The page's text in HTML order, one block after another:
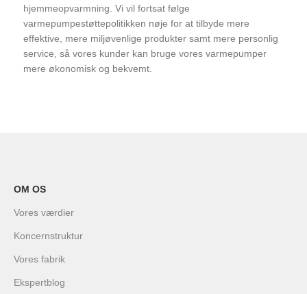
hjemmeopvarmning. Vi vil fortsat følge
varmepumpestøttepolitikken nøje for at tilbyde mere
effektive, mere miljøvenlige produkter samt mere personlig
service, så vores kunder kan bruge vores varmepumper
mere økonomisk og bekvemt.
OM OS
Vores værdier
Koncernstruktur
Vores fabrik
Ekspertblog